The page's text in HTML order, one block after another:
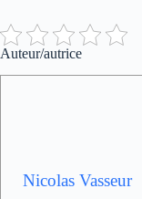
Auteur/autrice
Nicolas Vasseur